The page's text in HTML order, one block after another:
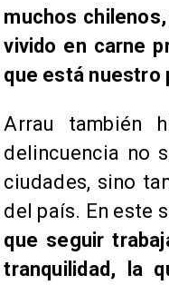
muchos
vivido en carne
que está nuestro
Arrau también
delincuencia no
ciudades, sino
del país. En este
que seguir
tranquilidad, la